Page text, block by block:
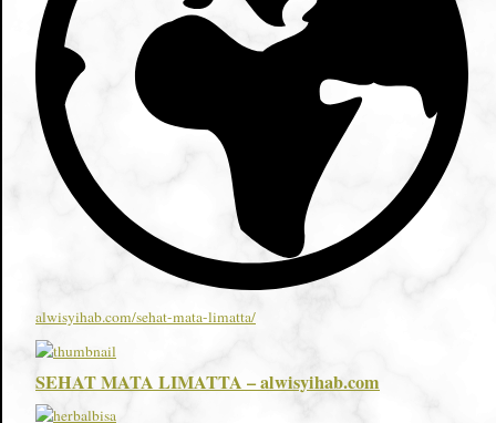
alwisyihab.com/sehat-mata-limatta/
SEHAT MATA LIMATTA – alwisyihab.com